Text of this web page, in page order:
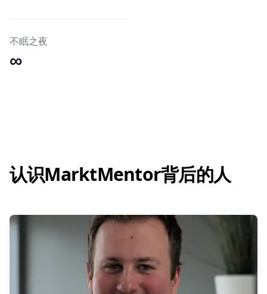
不眠之夜
∞
认识MarktMentor背后的人